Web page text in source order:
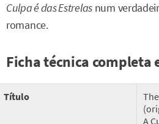
Culpa é das Estrelas num
romance.
Ficha técnica completa
Título
A